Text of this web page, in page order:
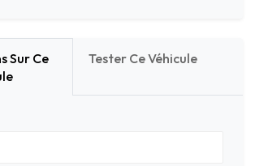
Sur Ce
Tester Ce Véhicule